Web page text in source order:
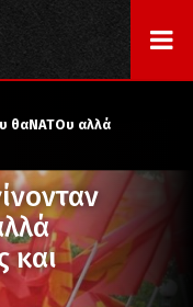
θαΝΑΤΟυ αλλά
και